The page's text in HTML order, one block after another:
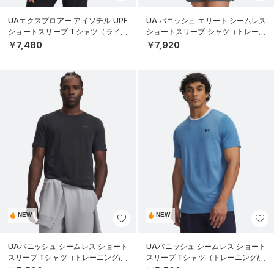
UAエクスプロアー アイソチル UPF
ショートスリーブ Tシャツ（ライフ
スタイル/MEN）
￥7,480
UA バニッシュ エリート シームレス
ショートスリーブ シャツ（トレーニ
ング/MEN）
￥7,920
NEW
UAバニッシュ シームレス ショート
スリーブ Tシャツ（トレーニング/M
NEW
UAバニッシュ シームレス ショート
スリーブ Tシャツ（トレーニング/M